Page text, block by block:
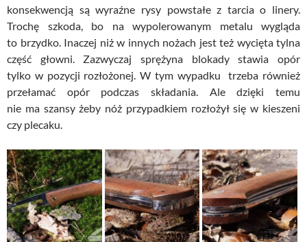
konsekwencją są wyraźne rysy powstałe z tarcia o linery.
Trochę szkoda, bo na wypolerowanym metalu wygląda
to brzydko. Inaczej niż w innych nożach jest też wycięta tylna
część głowni. Zazwyczaj sprężyna blokady stawia opór
tylko w pozycji rozłożonej. W tym wypadku trzeba również
przełamać opór podczas składania. Ale dzięki temu
nie ma szansy żeby nóż przypadkiem rozłożył się w kieszeni
czy plecaku.